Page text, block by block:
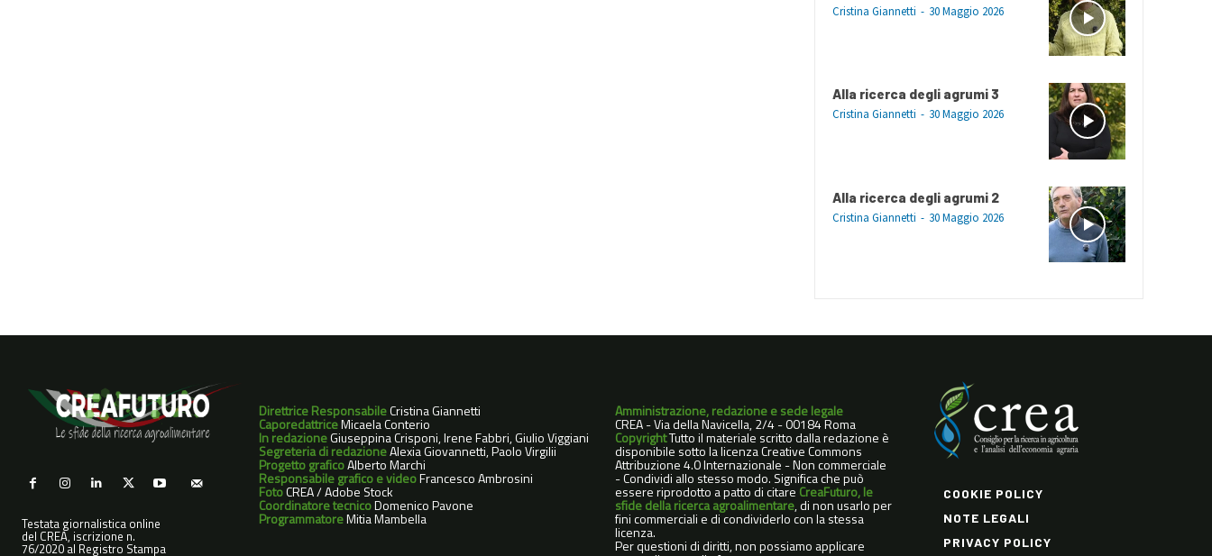
Cristina Giannetti - 30 Maggio 2026
Alla ricerca degli agrumi 3
Cristina Giannetti - 30 Maggio 2026
Alla ricerca degli agrumi 2
Cristina Giannetti - 30 Maggio 2026
Testata giornalistica online
del CREA, iscrizione n.
76/2020 al Registro Stampa
Direttrice ResponsabileCristina Giannetti
CaporedattriceMicaela Conterio
In redazioneGiuseppina Crisponi, Irene Fabbri, Giulio Viggiani
Segreteria di redazioneAlexia Giovannetti, Paolo Virgilii
Progetto graficoAlberto Marchi
Responsabile grafico e videoFrancesco Ambrosini
FotoCREA / Adobe Stock
Coordinatore tecnicoDomenico Pavone
ProgrammatoreMitia Mambella
Amministrazione, redazione e sede legale
CREA - Via della Navicella, 2/4 - 00184 Roma
CopyrightTutto il materiale scritto dalla redazione è
disponibile sotto la licenza Creative Commons
Attribuzione 4.0 Internazionale - Non commerciale
- Condividi allo stesso modo. Significa che può
essere riprodotto a patto di citare CreaFuturo, le
sfide della ricerca agroalimentare, di non usarlo per
fini commerciali e di condividerlo con la stessa
licenza.
Per questioni di diritti, non possiamo applicare
COOKIE POLICY
NOTE LEGALI
PRIVACY POLICY